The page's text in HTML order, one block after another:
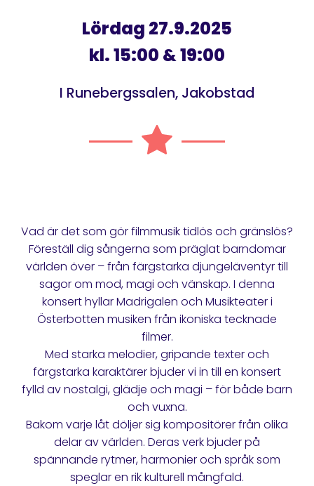
Lördag 27.9.2025
kl. 15:00 & 19:00
I Runebergssalen, Jakobstad
Vad är det som gör filmmusik tidlös och gränslös?
Föreställ dig sångerna som präglat barndomar
världen över – från färgstarka djungeläventyr till
sagor om mod, magi och vänskap. I denna
konsert hyllar Madrigalen och Musikteater i
Österbotten musiken från ikoniska tecknade
filmer.
Med starka melodier, gripande texter och
färgstarka karaktärer bjuder vi in till en konsert
fylld av nostalgi, glädje och magi – för både barn
och vuxna.
Bakom varje låt döljer sig kompositörer från olika
delar av världen. Deras verk bjuder på
spännande rytmer, harmonier och språk som
speglar en rik kulturell mångfald.